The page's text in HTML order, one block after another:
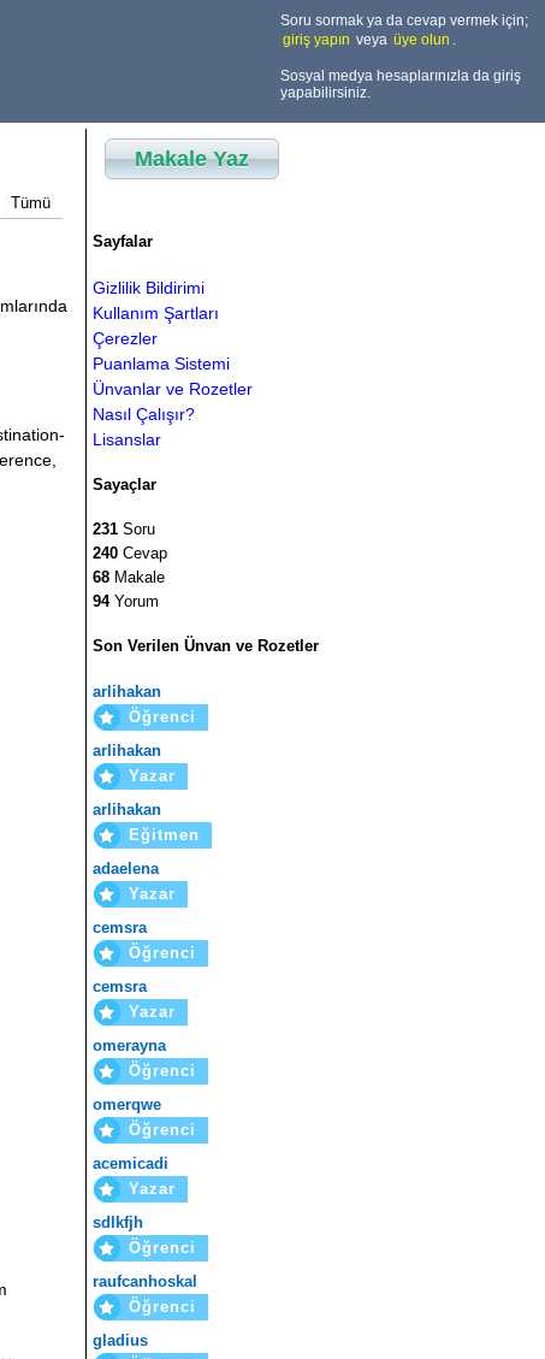
Soru sormak ya da cevap vermek için;
giriş yapın veya üye olun .
Sosyal medya hesaplarınızla da giriş
yapabilirsiniz.
Tümü
Makale Yaz
Sayfalar
Gizlilik Bildirimi
Kullanım Şartları
Çerezler
Puanlama Sistemi
Ünvanlar ve Rozetler
Nasıl Çalışır?
Lisanslar
Sayaçlar
231 Soru
240 Cevap
68 Makale
94Yorum
Son Verilen Ünvan ve Rozetler
arlihakan
Öğrenci
arlihakan
Yazar
arlihakan
Eğitmen
adaelena
Yazar
cemsra
Öğrenci
cemsra
Yazar
omerayna
Öğrenci
omerqwe
Öğrenci
acemicadi
Yazar
sdlkfjh
Öğrenci
raufcanhoskal
Öğrenci
gladius